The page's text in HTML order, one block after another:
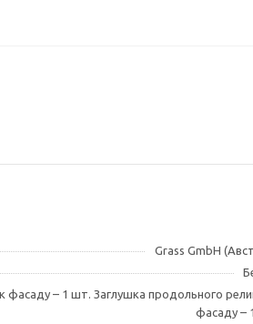
Grass GmbH
фасаду – 1 шт. Заглушка продольного
фасаду –